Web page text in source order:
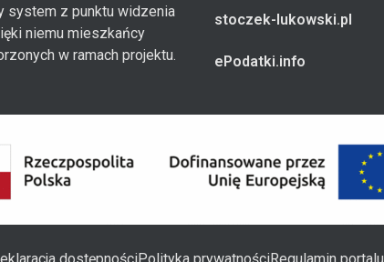
system z punktu widzenia
niemu mieszkańcy
w ramach projektu.
stoczek-lukowski.pl
ePodatki.info